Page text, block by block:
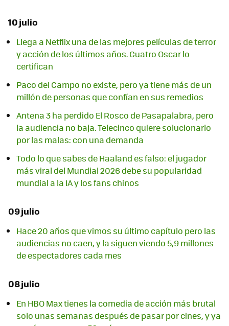
10 julio
Llega a Netflix una de las mejores películas de terror
y acción de los últimos años. Cuatro Oscar lo
certifican
Paco del Campo no existe, pero ya tiene más de un
millón de personas que confían en sus remedios
Antena 3 ha perdido El Rosco de Pasapalabra, pero
la audiencia no baja. Telecinco quiere solucionarlo
por las malas: con una demanda
Todo lo que sabes de Haaland es falso: el jugador
más viral del Mundial 2026 debe su popularidad
mundial a la IA y los fans chinos
09 julio
Hace 20 años que vimos su último capítulo pero las
audiencias no caen, y la siguen viendo 5,9 millones
de espectadores cada mes
08 julio
En HBO Max tienes la comedia de acción más brutal
solo unas semanas después de pasar por cines, y ya